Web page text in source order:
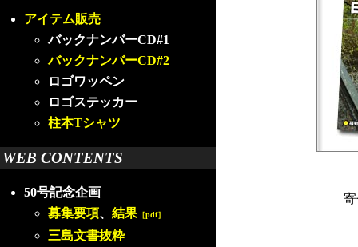
アイテム販売
バックナンバーCD#1
バックナンバーCD#2
ロゴワッペン
ロゴステッカー
柱本Tシャツ
WEB CONTENTS
50号記念企画
募集要項、 結果 ［pdf］
三島文書抜粋